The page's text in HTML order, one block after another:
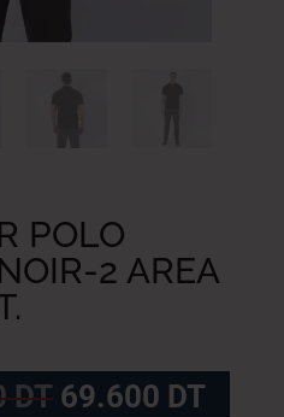
POLO
2 AREA
DT Le
69.600 DTLe